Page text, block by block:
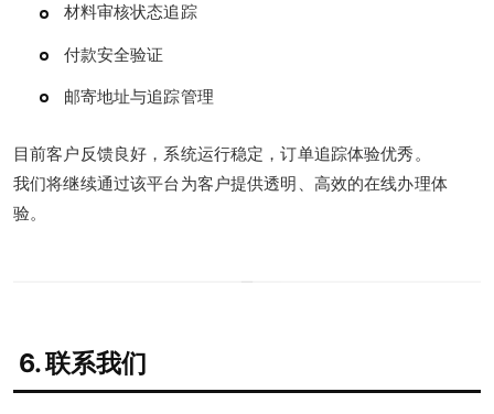
材料审核状态追踪
付款安全验证
邮寄地址与追踪管理
目前客户反馈良好，系统运行稳定，订单追踪体验优秀。
我们将继续通过该平台为客户提供透明、高效的在线办理体
验。
6. 联系我们